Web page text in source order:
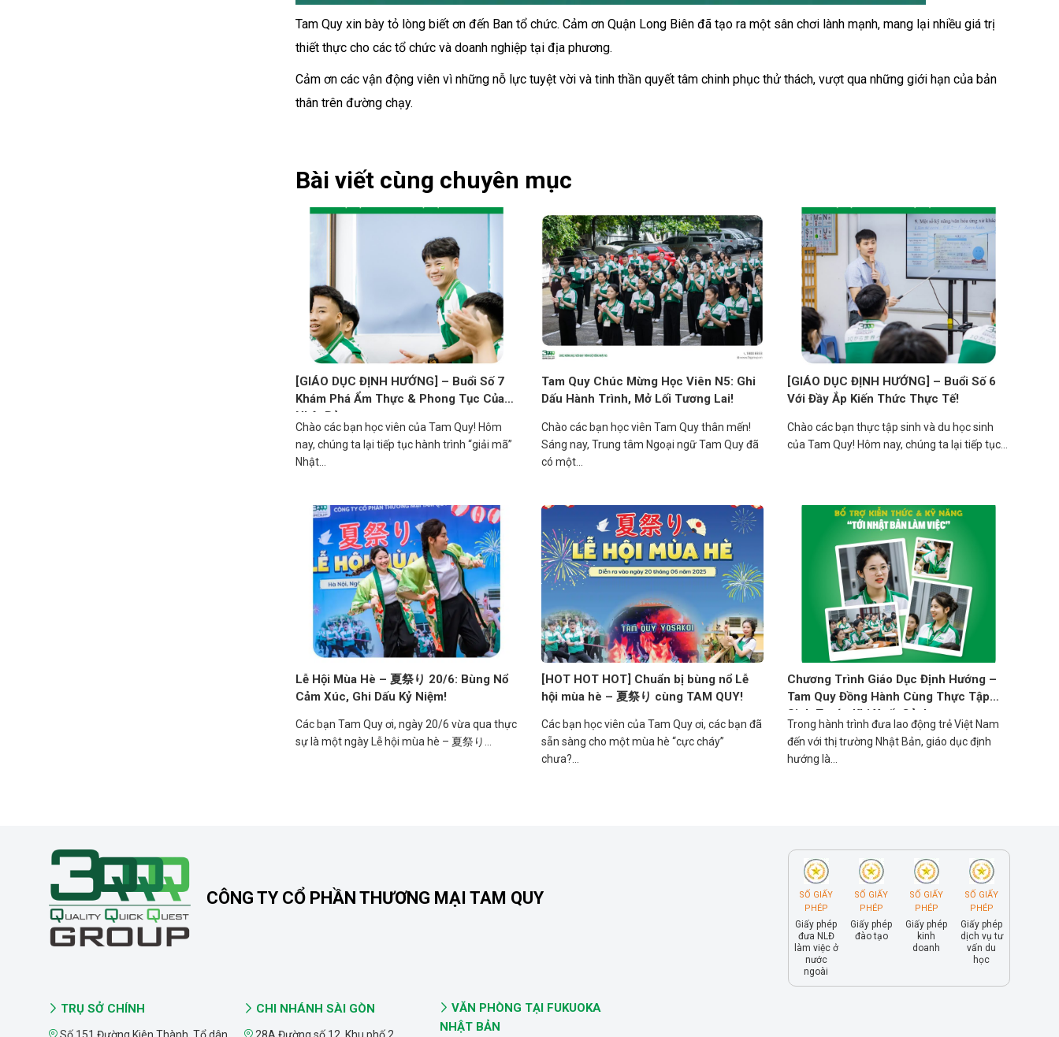
Tam Quy xin bày tỏ lòng biết ơn đến Ban tổ chức. Cảm ơn Quận Long Biên đã tạo ra một sân chơi lành mạnh, mang lại nhiều giá trị
thiết thực cho các tổ chức và doanh nghiệp tại địa phương.
Cảm ơn các vận động viên vì những nỗ lực tuyệt vời và tinh thần quyết tâm chinh phục thử thách, vượt qua những giới hạn của bản
thân trên đường chạy.
Bài viết cùng chuyên mục
[GIÁO DỤC ĐỊNH HƯỚNG] – Buổi Số 7
Khám Phá Ẩm Thực & Phong Tục Của
Nhật Bản
Chào các bạn học viên của Tam Quy! Hôm
nay, chúng ta lại tiếp tục hành trình “giải mã”
Nhật...
Tam Quy Chúc Mừng Học Viên N5: Ghi
Dấu Hành Trình, Mở Lối Tương Lai!
Chào các bạn học viên Tam Quy thân mến!
Sáng nay, Trung tâm Ngoại ngữ Tam Quy đã
có một...
[GIÁO DỤC ĐỊNH HƯỚNG] – Buổi Số 6
Với Đầy Ắp Kiến Thức Thực Tế!
Chào các bạn thực tập sinh và du học sinh
của Tam Quy! Hôm nay, chúng ta lại tiếp tục...
Lễ Hội Mùa Hè – 夏祭り 20/6: Bùng Nổ
Cảm Xúc, Ghi Dấu Kỷ Niệm!
Các bạn Tam Quy ơi, ngày 20/6 vừa qua thực
sự là một ngày Lễ hội mùa hè – 夏祭り...
[HOT HOT HOT] Chuẩn bị bùng nổ Lễ
hội mùa hè – 夏祭り cùng TAM QUY!
Các bạn học viên của Tam Quy ơi, các bạn đã
sẵn sàng cho một mùa hè “cực cháy”
chưa?...
Chương Trình Giáo Dục Định Hướng –
Tam Quy Đồng Hành Cùng Thực Tập
Sinh Trước Khi Xuất Cảnh
Trong hành trình đưa lao động trẻ Việt Nam
đến với thị trường Nhật Bản, giáo dục định
hướng là...
CÔNG TY CỔ PHẦN THƯƠNG MẠI TAM QUY
SỐ GIẤY
PHÉP
Giấy phép
đưa NLĐ
làm việc ở
nước
ngoài
SỐ GIẤY
PHÉP
Giấy phép
đào tạo
SỐ GIẤY
PHÉP
Giấy phép
kinh
doanh
SỐ GIẤY
PHÉP
Giấy phép
dịch vụ tư
vấn du
học
TRỤ SỞ CHÍNH CHI NHÁNH SÀI GÒN
VĂN PHÒNG TẠI FUKUOKA
NHẬT BẢN